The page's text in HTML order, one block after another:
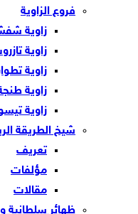
فروع الزاوية
زاوية
زاوية
زاوية
زاوية
زاوية
شيخ الطريقة
تعريف
مؤلفات
مقالات
ظهائر سلطانية